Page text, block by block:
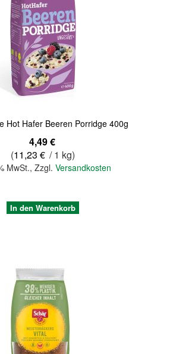
Hot Hafer Beeren Porridge 400g
4,49 €
(11,23 € / 1 kg)
MwSt., Zzgl. Versandkosten
In den Warenkorb